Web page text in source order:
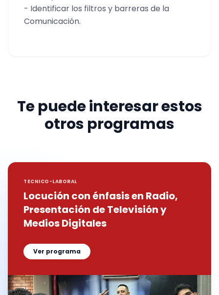
- Identificar los filtros y barreras de la
Comunicación.
Te puede interesar estos
otros programas
TECNICO-LABORAL
Locución con énfasis en Radio,
Presentación de Televisión y
Medios Digitales
Ver programa